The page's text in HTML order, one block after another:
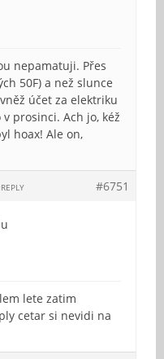
nepamatuji. Přes
50F) a než slunce
účet za elektriku
prosinci. Ach jo, kéž
hoax! Ale on,
#6751
REPLY
lete zatim
cetar si nevidi na